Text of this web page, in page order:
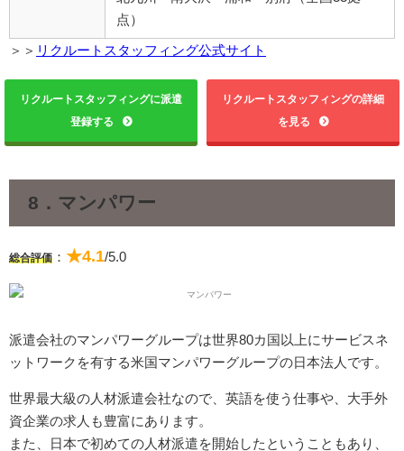
点）
＞＞ リクルートスタッフィング公式サイト
リクルートスタッフィングに派遣
登録する
リクルートスタッフィングの詳細
を見る
8． マンパワー
総合評価 ： ★4.1/5.0
派遣会社のマンパワーグループは世界80カ国以上にサービスネ
ットワークを有する米国マンパワーグループの日本法人です。
世界最大級の人材派遣会社なので、英語を使う仕事や、大手外
資企業の求人も豊富にあります。
また、日本で初めての人材派遣を開始したということもあり、